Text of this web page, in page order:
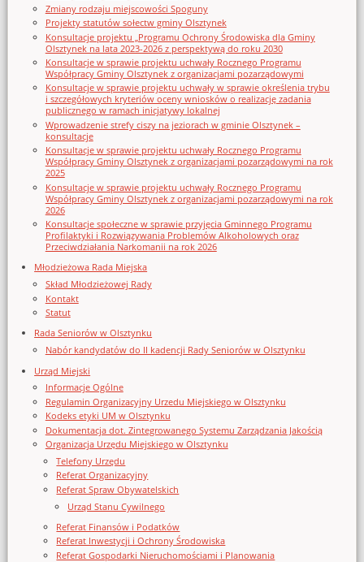
Zmiany rodzaju miejscowości Spoguny
Projekty statutów sołectw gminy Olsztynek
Konsultacje projektu „Programu Ochrony Środowiska dla Gminy
Olsztynek na lata 2023-2026 z perspektywą do roku 2030
Konsultacje w sprawie projektu uchwały Rocznego Programu
Współpracy Gminy Olsztynek z organizacjami pozarządowymi
Konsultacje w sprawie projektu uchwały w sprawie określenia trybu
i szczegółowych kryteriów oceny wniosków o realizację zadania
publicznego w ramach inicjatywy lokalnej
Wprowadzenie strefy ciszy na jeziorach w gminie Olsztynek –
konsultacje
Konsultacje w sprawie projektu uchwały Rocznego Programu
Współpracy Gminy Olsztynek z organizacjami pozarządowymi na rok
2025
Konsultacje w sprawie projektu uchwały Rocznego Programu
Współpracy Gminy Olsztynek z organizacjami pozarządowymi na rok
2026
Konsultacje społeczne w sprawie przyjęcia Gminnego Programu
Profilaktyki i Rozwiązywania Problemów Alkoholowych oraz
Przeciwdziałania Narkomanii na rok 2026
Młodzieżowa Rada Miejska
Skład Młodzieżowej Rady
Kontakt
Statut
Rada Seniorów w Olsztynku
Nabór kandydatów do II kadencji Rady Seniorów w Olsztynku
Urząd Miejski
Informacje Ogólne
Regulamin Organizacyjny Urzedu Miejskiego w Olsztynku
Kodeks etyki UM w Olsztynku
Dokumentacja dot. Zintegrowanego Systemu Zarządzania Jakością
Organizacja Urzędu Miejskiego w Olsztynku
Telefony Urzędu
Referat Organizacyjny
Referat Spraw Obywatelskich
Urząd Stanu Cywilnego
Referat Finansów i Podatków
Referat Inwestycji i Ochrony Środowiska
Referat Gospodarki Nieruchomościami i Planowania